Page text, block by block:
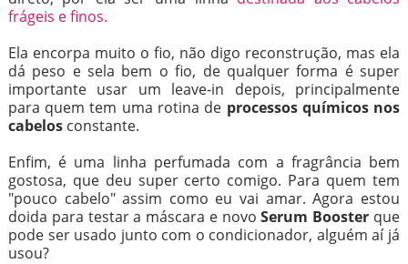
frágeis e finos.
Ela encorpa muito o fio, não digo reconstrução, mas ela
dá peso e sela bem o fio, de qualquer forma é super
importante usar um leave-in depois, principalmente
para quem tem uma rotina de processos químicos nos
cabelosconstante.
Enfim, é uma linha perfumada com a fragrância bem
gostosa, que deu super certo comigo. Para quem tem
"pouco cabelo" assim como eu vai amar. Agora estou
doida para testar a máscara e novoSerum Booster que
pode ser usado junto com o condicionador, alguém aí já
usou?